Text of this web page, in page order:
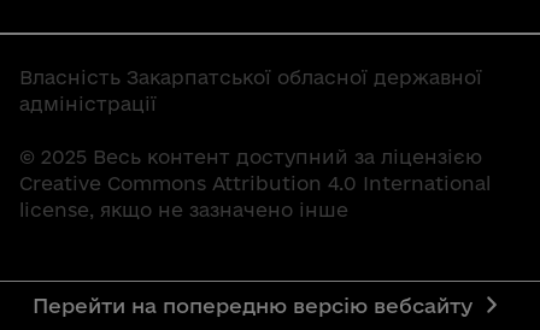
Власність Закарпатської обласної державної
адміністрації
© 2025 Весь контент доступний за ліцензією
Creative Commons Attribution 4.0 International
license, якщо не зазначено інше
Перейти на попередню версію вебсайту